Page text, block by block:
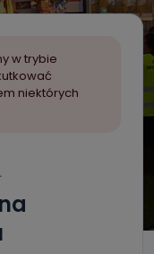
w trybie
niektórych